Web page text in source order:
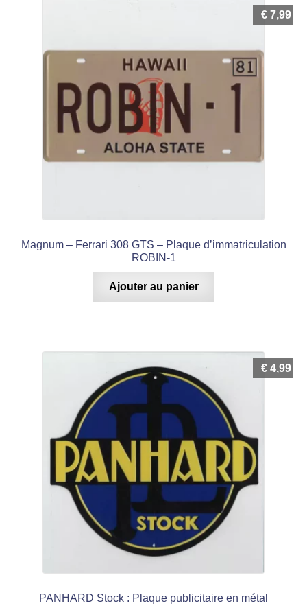
Magnum – Ferrari 308 GTS – Plaque d’immatriculation
ROBIN-1
€ 7,99
Ajouter au panier
PANHARD Stock : Plaque publicitaire en métal
€ 4,99